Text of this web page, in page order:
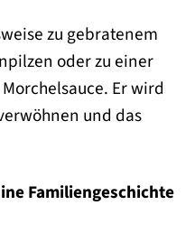
zu gebratenem
oder zu einer
Er wird
und das
Familiengeschichte